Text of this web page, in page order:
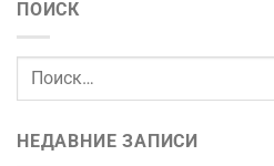
ПОИСК
НЕДАВНИЕ ЗАПИСИ